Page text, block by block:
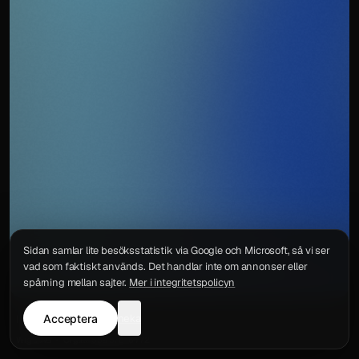
IntegritetspolicyKontakt
Sidan samlar lite besöksstatistik via Google och Microsoft, så vi ser
vad som faktiskt används. Det handlar inte om annonser eller
spårning mellan sajter. Mer i integritetspolicyn
Acceptera neka